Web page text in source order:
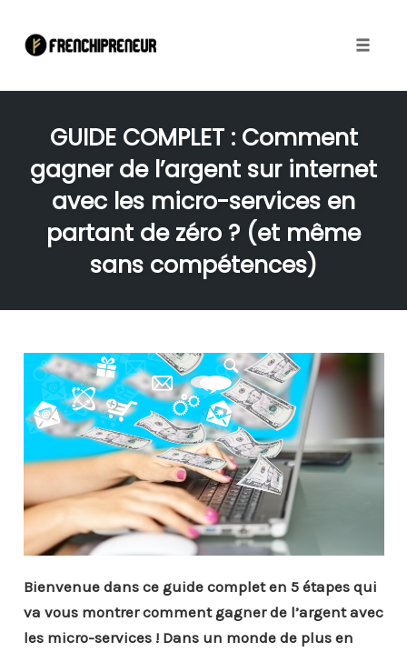
contentGUIDE COMPLET : Comment
gagner de l’argent sur internet
avec les micro-services en
partant de zéro ? (et même
sans compétences)
Bienvenue dans ce guide complet en 5 étapes qui
va vous montrer comment gagner de l’argent avec
les micro-services ! Dans un monde de plus en